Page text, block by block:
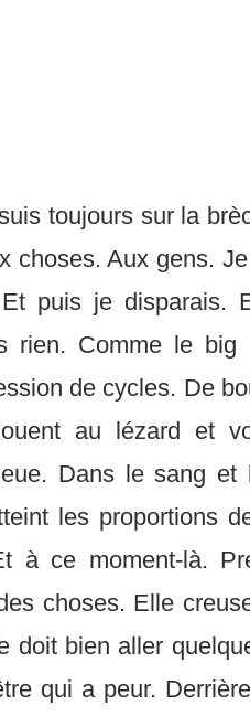
toujours sur la
choses. Aux gens.
puis je disparais.
rien. Comme le big
de cycles. De
au lézard et
Dans le sang
les proportions
à ce moment-là.
choses. Elle
doit bien aller
qui a peur.